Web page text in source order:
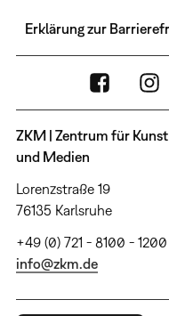
Erklärung zur
ZKM | Zentrum für Kunst
und Medien
Lorenzstraße 19
76135 Karlsruhe
+49 (0) 721 - 8100 - 1200
info@zkm.de